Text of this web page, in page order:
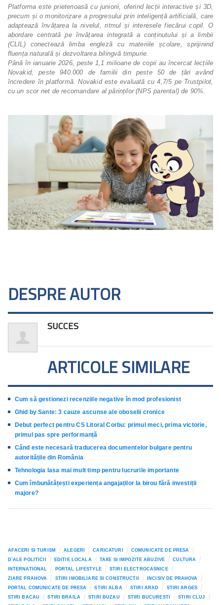
Platforma este prietenoasă cu juniorii, oferind lecții interactive și 3D,
precum și o monitorizare a progresului prin inteligență artificială, care
adaptează învățarea la nivelul, ritmul și interesele fiecărui copil. O
abordare centrată pe învățarea integrată a conținutului și a limbii
(CLIL) conectează limba engleză cu materiile școlare, sprijinind
fluența naturală și dezvoltarea bilingvă timpurie.
Până în ianuarie 2026, peste 1,1 milioane de copii au încercat lecțiile
Novakid, peste 940.000 de familii din peste 50 de țări având
încredere în platformă. Novakid este evaluată cu 4,7/5 pe Trustpilot,
cu un scor net de recomandare al părinților (NPS parental) de 90%.
DESPRE AUTOR
SUCCES
ARTICOLE SIMILARE
Cum să gestionezi recenziile negative în mod profesionist
Ghid by Sante: 3 cauze ascunse ale oboselii cronice
Debut perfect pentru CS Litoral Corbu: primul meci, prima victorie,
primul pas spre performanță
Când este necesară traducerea documentelor bulgare pentru
autoritățile din România
Tehnologia lasa mai mult timp pentru lucrurile importante
Cum îmbunătățești experiența angajaților la birou fără investiții
majore?
AFACERI SI TURISM ALEGERI CARICATURI
COMUNICATE DE PRESA
D`ALE POLITICII
EDITIE LOCALA TAXE SI IMPOZITE ABUZIVE
CULTURA
INTERNATIONAL
PORTAL LIFESTYLE
STIRI ELECTROCASNICE
ZIARE PRAHOVA
STIRI IMOBILIARE SI CONSTRUCTII
INCISIV DE PRAHOVA
PORTAL COMUNICATE DE PRESA
STIRI ALBA STIRI ARAD
STIRI ARGES
STIRI BACAU
STIRI BRAILA STIRI BUZAU STIRI BUCURESTI
STIRI CLUJ